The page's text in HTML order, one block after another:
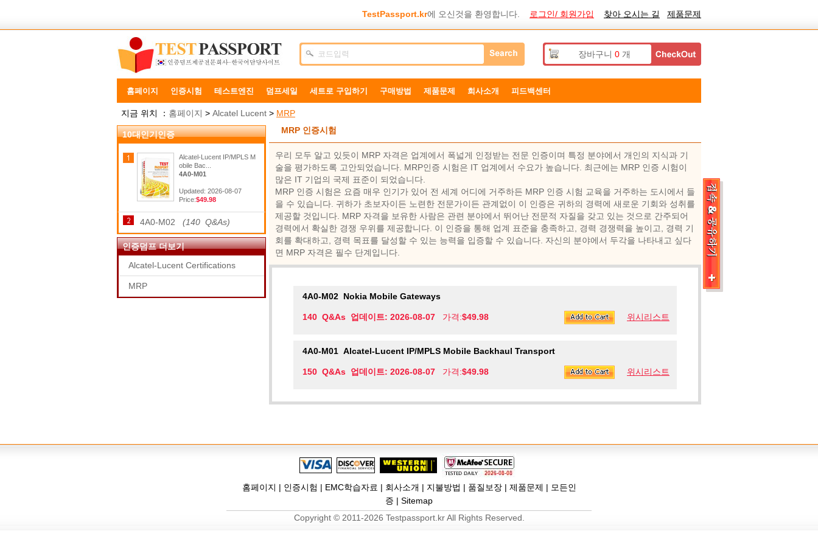
TestPassport.kr에 오신것을 환영합니다. 로그인/ 회원가입 찾아 오시는 길 제품문제
장바구니 0개
홈페이지 인증시험 테스트엔진 덤프세일 세트로 구입하기 구매방법 제품문제 희사소개 피드백센터
지금 위치 ： 홈페이지 > Alcatel Lucent > MRP
10대인기인증
Alcatel-Lucent IP/MPLS M
obile Bac...
4A0-M01
Updated: 2026-08-07
Price:$49.98
4A0-M02 (140 Q&As)
인증덤프 더보기
Alcatel-Lucent Certifications
MRP
MRP 인증시험
우리 모두 알고 있듯이 MRP 자격은 업계에서 폭넓게 인정받는 전문 인증이며 특정 분야에서 개인의 지식과 기
술을 평가하도록 고안되었습니다. MRP인증 시험은 IT 업계에서 수요가 높습니다. 최근에는 MRP 인증 시험이
많은 IT 기업의 국제 표준이 되었습니다.
MRP 인증 시험은 요즘 매우 인기가 있어 전 세계 어디에 거주하든 MRP 인증 시험 교육을 거주하는 도시에서 들
을 수 있습니다. 귀하가 초보자이든 노련한 전문가이든 관계없이 이 인증은 귀하의 경력에 ​​새로운 기회와 성취를
제공할 것입니다. MRP 자격을 보유한 사람은 관련 분야에서 뛰어난 전문적 자질을 갖고 있는 것으로 간주되어
경력에서 확실한 경쟁 우위를 제공합니다. 이 인증을 통해 업계 표준을 충족하고, 경력 경쟁력을 높이고, 경력 기
회를 확대하고, 경력 목표를 달성할 수 있는 능력을 입증할 수 있습니다. 자신의 분야에서 두각을 나타내고 싶다
면 MRP 자격은 필수 단계입니다.
4A0-M02 Nokia Mobile Gateways
위시리스트
140 Q&As 업데이트: 2026-08-07 가격:$49.98
4A0-M01 Alcatel-Lucent IP/MPLS Mobile Backhaul Transport
위시리스트
150 Q&As 업데이트: 2026-08-07 가격:$49.98
홈페이지 | 인증시험 | EMC학습자료 | 회사소개 | 지불방법 | 품질보장| 제품문제 | 모든인
증 | Sitemap
Copyright © 2011-2026 Testpassport.kr All Rights Reserved.